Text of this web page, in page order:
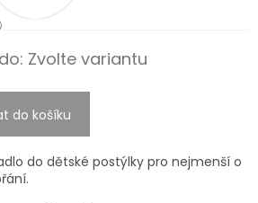
Zvolte variantu
do košíku
do dětské postýlky pro nejmenší o